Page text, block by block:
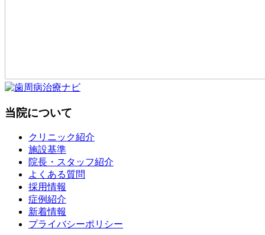
当院について
クリニック紹介
施設基準
院長・スタッフ紹介
よくある質問
採用情報
症例紹介
新着情報
プライバシーポリシー